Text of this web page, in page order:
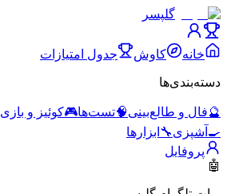
گلپسر
خانه کاوش جدول امتیازات
دسته‌بندی‌ها
🔮فال و طالع‌بینی🧠تست‌ها🎮کوئیز و بازی
🍳 آشپزی🔧 ابزارها
پروفایل
🤖